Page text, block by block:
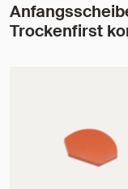
Trockenfirst